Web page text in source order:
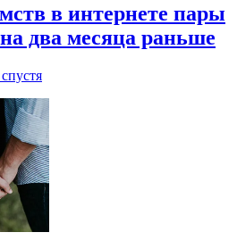
в интернете пары
два месяца раньше